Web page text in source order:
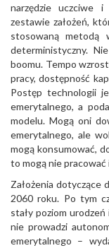
narzędzie uczciwe
zestawie założeń,
stosowaną metodą
deterministyczny.
boomu. Tempo
pracy, dostępność
Postęp technologii
emerytalnego, a
modelu. Mogą oni
emerytalnego, ale
mogą konsumować,
to mogą nie
Założenia dotyczące
2060 roku. Po tym
stały poziom
nie prowadzi
emerytalnego –